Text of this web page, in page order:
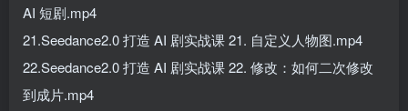
AI 短剧.mp4
21.Seedance2.0 打造 AI 剧实战课 21. 自定义人物图.mp4
22.Seedance2.0 打造 AI 剧实战课 22. 修改：如何二次修改
到成片.mp4